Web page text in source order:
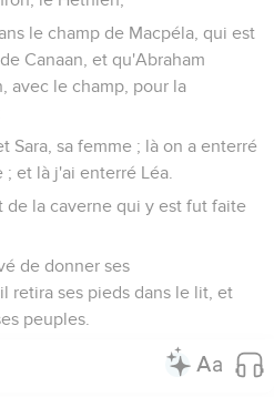
le champ de Macpéla, qui est
Canaan, et qu'Abraham
avec le champ, pour la
Sara, sa femme ; là on a enterré
; et là j'ai enterré Léa.
de la caverne qui y est fut faite
de donner ses
retira ses pieds dans le lit, et
peuples.